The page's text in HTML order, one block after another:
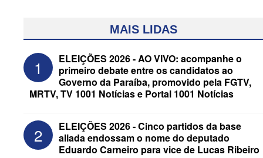
MAIS LIDAS
1
ELEIÇÕES 2026 - AO VIVO: acompanhe o
primeiro debate entre os candidatos ao
Governo da Paraíba, promovido pela FGTV,
MRTV, TV 1001 Notícias e Portal 1001 Notícias
2
ELEIÇÕES 2026 - Cinco partidos da base
aliada endossam o nome do deputado
Eduardo Carneiro para vice de Lucas Ribeiro